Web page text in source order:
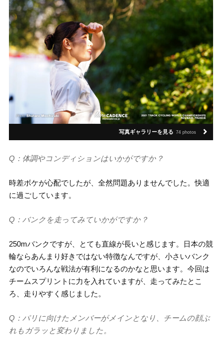
写真ギャラリーを見る 74 photos
Q：体調やコンディションはいかがですか？
時差ボケが心配でしたが、全然問題ありませんでした。快適
に過ごしています。
Q：バンクを走ってみていかがですか？
250mバンクですが、とても直線が長いと感じます。日本の競
輪ならあんまり好きではない特徴なんですが、小さいバンク
なのでいろんな戦法が有利になるのかなと思います。今回は
チームスプリントに力を入れていますが、走ってみたとこ
ろ、走りやすく感じました。
Q：パリに向けたメンバーがメインとなり、チームの顔ぶ
れもガラッと変わりました。